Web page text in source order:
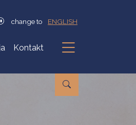
change to ENGLISH
Kontakt
Podmenu